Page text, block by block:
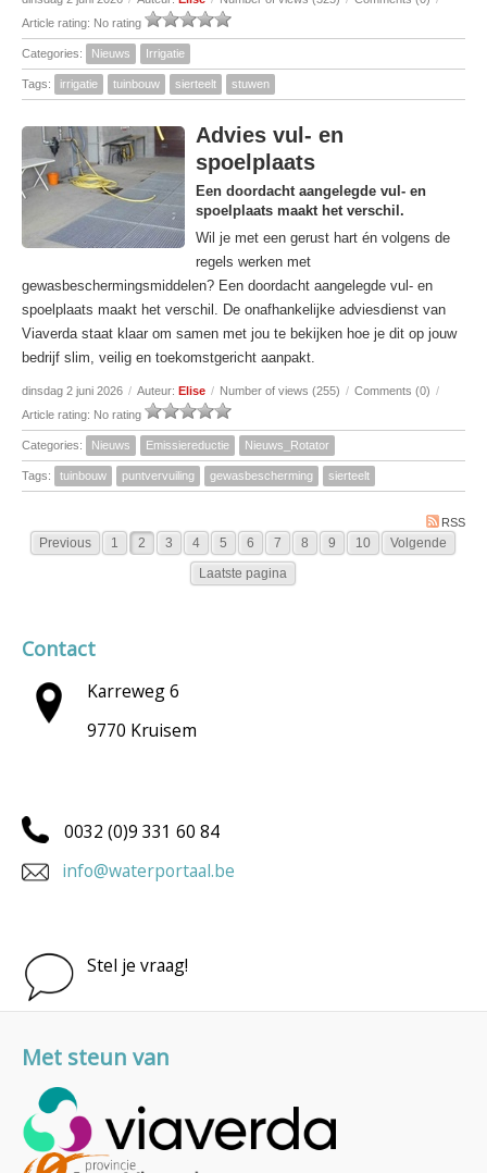
Article rating: No rating
Categories: Nieuws Irrigatie
Tags: irrigatie tuinbouw sierteelt stuwen
Advies vul- en
spoelplaats
Een doordacht aangelegde vul- en
spoelplaats maakt het verschil.
Wil je met een gerust hart én volgens de
regels werken met
gewasbeschermingsmiddelen? Een doordacht aangelegde vul- en
spoelplaats maakt het verschil. De onafhankelijke adviesdienst van
Viaverda staat klaar om samen met jou te bekijken hoe je dit op jouw
bedrijf slim, veilig en toekomstgericht aanpakt.
dinsdag 2 juni 2026 / Auteur: Elise / Number of views (255) / Comments (0) /
Article rating: No rating
Categories: Nieuws Emissiereductie Nieuws_Rotator
Tags: tuinbouw puntvervuiling gewasbescherming sierteelt
RSS
Previous 1 2 3 4 5 6 7 8 9 10
Volgende
Laatste pagina
Contact
Karreweg 6
9770 Kruisem
0032 (0)9 331 60 84
info@waterportaal.be
Stel je vraag!
Met steun van